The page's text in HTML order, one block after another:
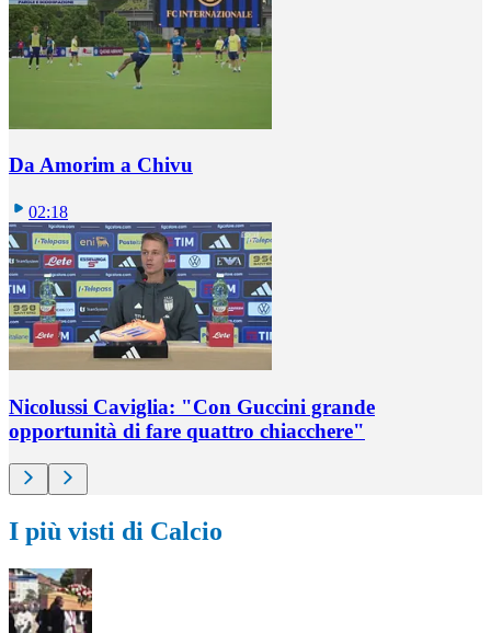
Da Amorim a Chivu
02:18
Nicolussi Caviglia: "Con Guccini grande
opportunità di fare quattro chiacchere"
I più visti di Calcio